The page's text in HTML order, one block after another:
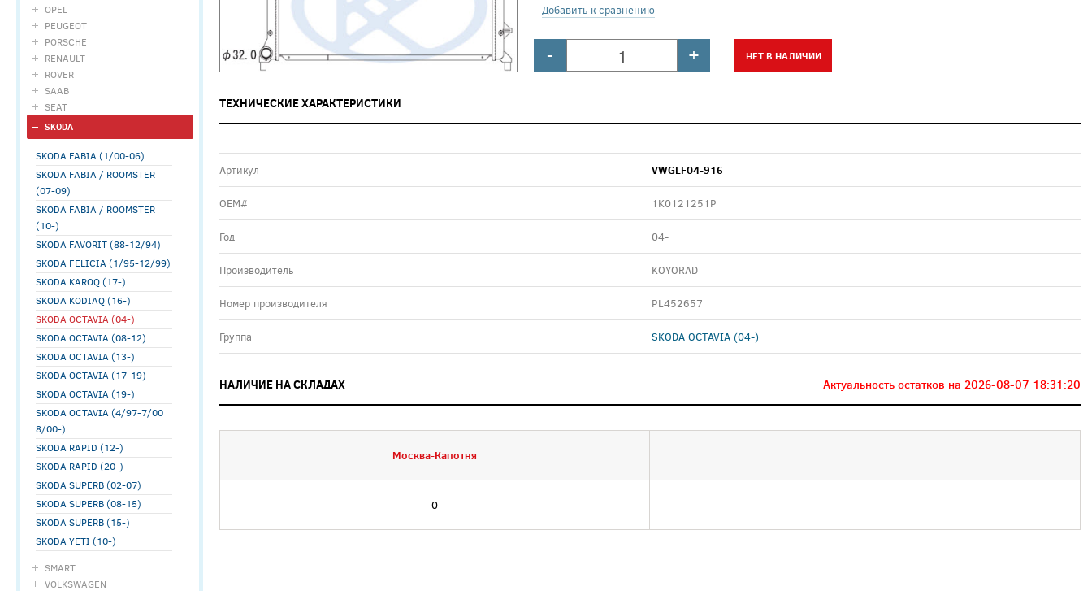
OPEL
PEUGEOT
PORSCHE
RENAULT
ROVER
SAAB
SEAT
SKODA
SKODA FABIA (1/00-06)
SKODA FABIA / ROOMSTER
(07-09)
SKODA FABIA / ROOMSTER
(10-)
SKODA FAVORIT (88-12/94)
SKODA FELICIA (1/95-12/99)
SKODA KAROQ (17-)
SKODA KODIAQ (16-)
SKODA OCTAVIA (04-)
SKODA OCTAVIA (08-12)
SKODA OCTAVIA (13-)
SKODA OCTAVIA (17-19)
SKODA OCTAVIA (19-)
SKODA OCTAVIA (4/97-7/00
8/00-)
SKODA RAPID (12-)
SKODA RAPID (20-)
SKODA SUPERB (02-07)
SKODA SUPERB (08-15)
SKODA SUPERB (15-)
SKODA YETI (10-)
SMART
VOLKSWAGEN
Добавить к сравнению
- + НЕТ В НАЛИЧИИ
ТЕХНИЧЕСКИЕ ХАРАКТЕРИСТИКИ
Артикул VWGLF04-916
ОЕМ# 1K0121251P
Год 04-
Производитель KOYORAD
Номер производителя PL452657
Группа SKODA OCTAVIA (04-)
НАЛИЧИЕ НА СКЛАДАХ Актуальность остатков на 2026-08-07 18:31:20
Москва-Капотня
0